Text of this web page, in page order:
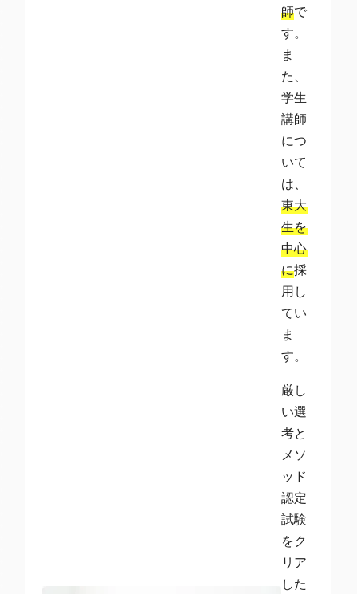
師で
す。
ま
た、
学生
講師
につ
いて
は、
東大
生を
中心
に採
用し
てい
ま
す。
厳し
い選
考と
メソ
ッド
認定
試験
をク
リア
した